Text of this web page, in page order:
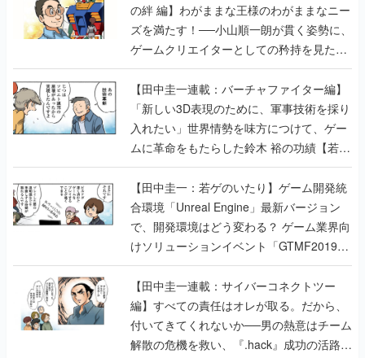
の絆 編】わがままな王様のわがままなニー
ズを満たす！──小山順一朗が貫く姿勢に、
ゲームクリエイターとしての矜持を見た
【若ゲのいたり最終回】
【田中圭一連載：バーチャファイター編】
「新しい3D表現のために、軍事技術を採り
入れたい」世界情勢を味方につけて、ゲー
ムに革命をもたらした鈴木 裕の功績【若ゲ
のいたり】
【田中圭一：若ゲのいたり】ゲーム開発統
合環境「Unreal Engine」最新バージョン
で、開発環境はどう変わる？ ゲーム業界向
けソリューションイベント「GTMF2019」
に行って、より理解を深めよう【PR】
【田中圭一連載：サイバーコネクトツー
編】すべての責任はオレが取る。だから、
付いてきてくれないか──男の熱意はチーム
解散の危機を救い、『.hack』成功の活路を